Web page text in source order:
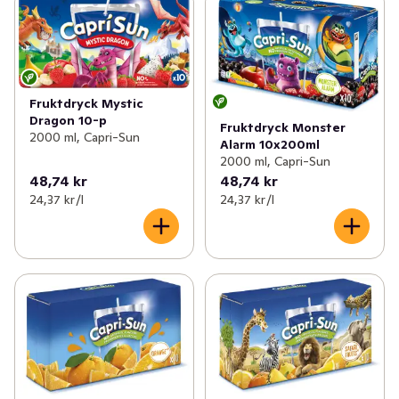
Fruktdryck Mystic
Dragon 10-p
2000 ml, Capri-Sun
48,74 kr
24,37 kr /l
Fruktdryck Monster
Alarm 10x200ml
2000 ml, Capri-Sun
48,74 kr
24,37 kr /l